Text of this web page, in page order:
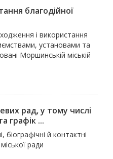
благодійної
і використання
установами та
Моршинській міській
рад, у тому числі
графік ...
біографічні й контактні
ради